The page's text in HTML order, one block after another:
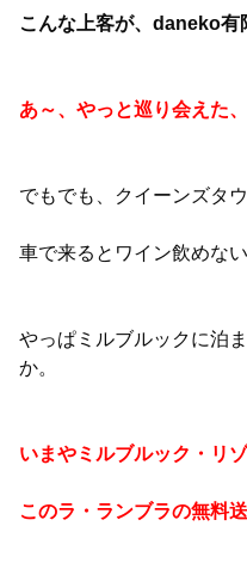
こんな上客が、daneko有
あ～、やっと巡り会えた
でもでも、クイーンズタ
車で来るとワイン飲めな
やっぱミルブルックに泊
か。
いまやミルブルック・リ
このラ・ランブラの無料